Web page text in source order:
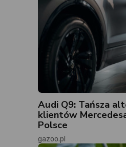
Audi Q9: Tańsza
klientów
Polsce
gazoo.pl